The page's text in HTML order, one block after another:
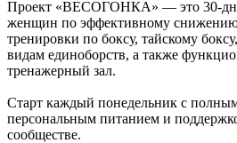
Проект «ВЕСОГОНКА» — это 30-
женщин по эффективному снижению
тренировки по боксу, тайскому
видам единоборств, а также
тренажерный зал.
Старт каждый понедельник с
персональным питанием и
сообществе.